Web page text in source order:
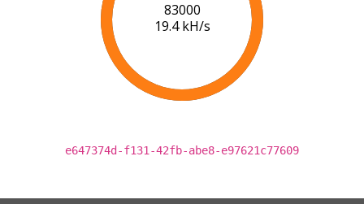
84000
19.5 kH/s
e647374d-f131-42fb-abe8-e97621c77609